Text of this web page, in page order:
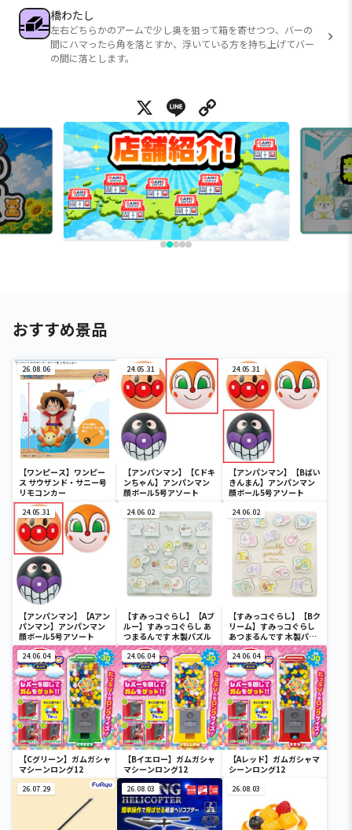
橋わたし
左右どちらかのアームで少し奥を狙って箱を寄せつつ、バーの
間にハマったら角を落とすか、浮いている方を持ち上げてバー
の間に落とします。
X Line
おすすめ景品
26.08.06
【ワンピース】ワンピー
ス サウザンド・サニー号
リモコンカー
24.05.31
【アンパンマン】【Cドキ
ンちゃん】アンパンマン
顔ボール5号アソート
24.05.31
【アンパンマン】【Bばい
きんまん】アンパンマン
顔ボール5号アソート
24.05.31
【アンパンマン】【Aアン
パンマン】アンパンマン
顔ボール5号アソート
24.06.02
【すみっコぐらし】【Aブ
ルー】すみっコぐらし あ
つまるんです 木製パズル
24.06.02
【すみっコぐらし】【Bク
リーム】すみっコぐらし
あつまるんです 木製パズ
ル
24.06.04
【Cグリーン】ガムガシャ
マシーンロング12
24.06.04
【Bイエロー】ガムガシャ
マシーンロング12
24.06.04
【Aレッド】ガムガシャマ
シーンロング12
26.07.29 26.08.03 26.08.03